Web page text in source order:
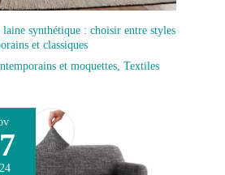
laine synthétique : choisir entre styles
et classiques
et moquettes Textiles